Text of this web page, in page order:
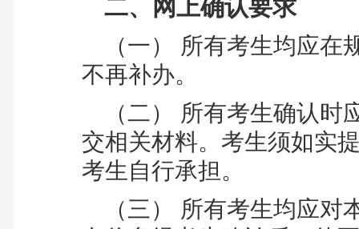
二、网上确认要求
（一） 所有考生均应在
不再补办。
（二） 所有考生确认时
交相关材料。考生须如实
考生自行承担。
（三） 所有考生均应对